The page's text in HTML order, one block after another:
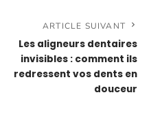
ARTICLE SUIVANT
Les aligneurs dentaires
invisibles : comment ils
redressent vos dents en
douceur